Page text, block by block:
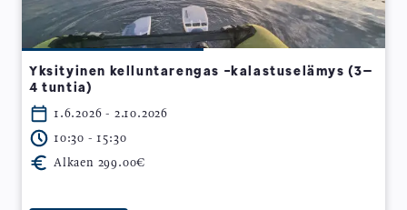
Yksityinen kelluntarengas -kalastuselämys (3–
4 tuntia)
1.6.2026 - 2.10.2026
10:30 - 15:30
Alkaen 299.00€